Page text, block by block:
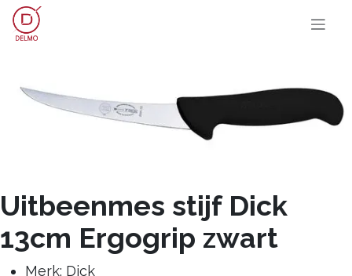
OVERSLAAN NAAR INHOUD
Uitbeenmes stijf Dick
13cm Ergogrip zwart
Merk: Dick